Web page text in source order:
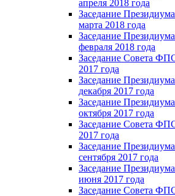
апреля 2018 года
Заседание
марта 2018 года
Заседание
февраля 2018 года
Заседание Совета
2017 года
Заседание
декабря 2017 года
Заседание
октября 2017 года
Заседание Совета
2017 года
Заседание
сентября 2017 года
Заседание
июня 2017 года
Заседание Совета